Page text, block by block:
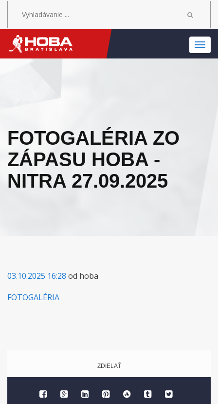
FOTOGALÉRIA ZO
ZÁPASU HOBA -
NITRA 27.09.2025
03.10.2025 16:28 od hoba
FOTOGALÉRIA
ZDIELAŤ